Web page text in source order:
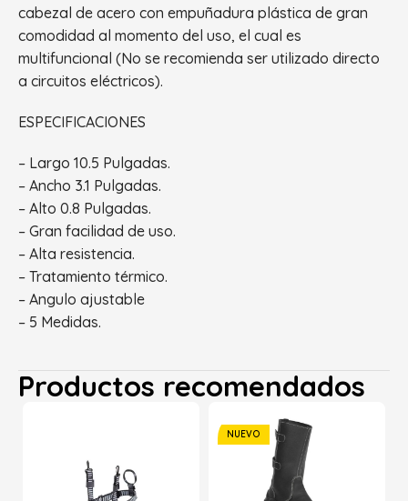
cabezal de acero con empuñadura plástica de gran
comodidad al momento del uso, el cual es
multifuncional (No se recomienda ser utilizado directo
a circuitos eléctricos).
ESPECIFICACIONES
– Largo 10.5 Pulgadas.
– Ancho 3.1 Pulgadas.
– Alto 0.8 Pulgadas.
– Gran facilidad de uso.
– Alta resistencia.
– Tratamiento térmico.
– Angulo ajustable
– 5 Medidas.
Productos recomendados
NUEVO